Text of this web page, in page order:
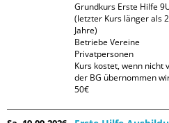
Grundkurs Erste Hilfe
(letzter Kurs länger als 2
Jahre)
Betriebe Vereine
Privatpersonen
Kurs kostet, wenn nicht
der BG übernommen
50€